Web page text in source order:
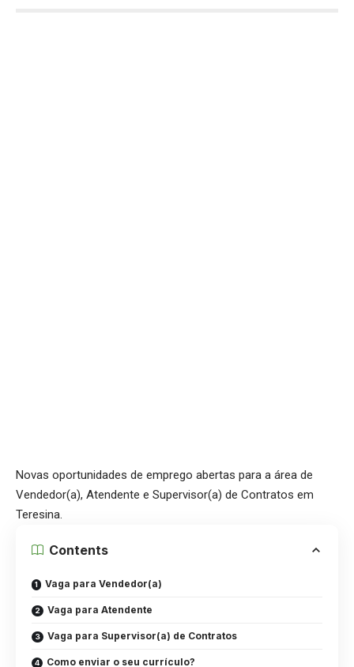
Novas oportunidades de emprego abertas para a área de
Vendedor(a), Atendente e Supervisor(a) de Contratos em
Teresina.
Contents
Vaga para Vendedor(a)
Vaga para Atendente
Vaga para Supervisor(a) de Contratos
Como enviar o seu currículo?